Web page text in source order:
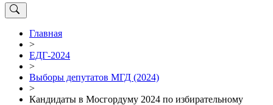
Главная
>
ЕДГ-2024
>
Выборы депутатов МГД (2024)
>
Кандидаты в Мосгордуму 2024 по избирательному